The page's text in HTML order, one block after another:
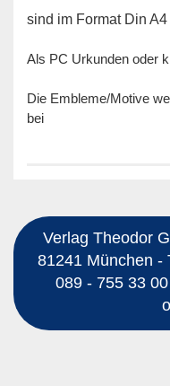
sind im Format Din
Als PC Urkunden oder
Die Embleme/Motive
bei
Verlag Theodor
81241 München -
089 - 755 33